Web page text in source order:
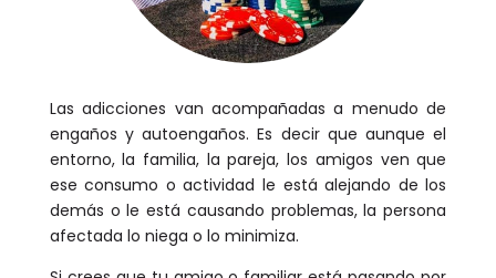
Las adicciones van acompañadas a menudo de
engaños y autoengaños. Es decir que aunque el
entorno, la familia, la pareja, los amigos ven que
ese consumo o actividad le está alejando de los
demás o le está causando problemas, la persona
afectada lo niega o lo minimiza.